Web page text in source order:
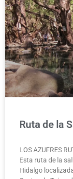
Ruta de la
LOS AZUFRES
Esta ruta de la
Hidalgo